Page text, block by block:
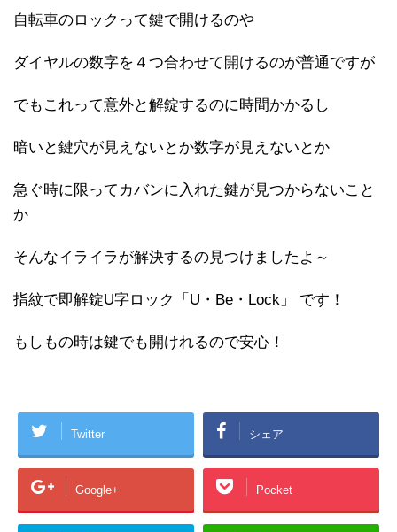
自転車のロックって鍵で開けるのや
ダイヤルの数字を４つ合わせて開けるのが普通ですが
でもこれって意外と解錠するのに時間かかるし
暗いと鍵穴が見えないとか数字が見えないとか
急ぐ時に限ってカバンに入れた鍵が見つからないこと
か
そんなイライラが解決するの見つけましたよ～
指紋で即解錠U字ロック「U・Be・Lock」 です！
もしもの時は鍵でも開けれるので安心！
Twitter シェア
Google+ Pocket